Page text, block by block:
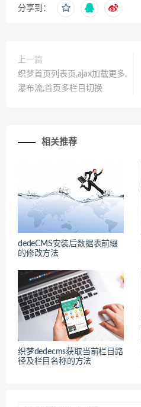
分享到：
上一篇
织梦首页列表页,ajax加载更多,
瀑布流,首页多栏目切换
相关推荐
dedeCMS安装后数据表前缀
的修改方法
织梦dedecms获取当前栏目路
径及栏目名称的方法